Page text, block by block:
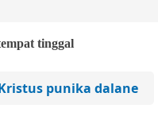
tinggal
punika dalane